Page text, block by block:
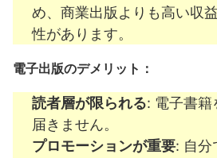
め、商業出版よりも高い収
性があります。
電子出版のデメリット：
読者層が限られる: 電子書籍
届きません。
プロモーションが重要: 自分